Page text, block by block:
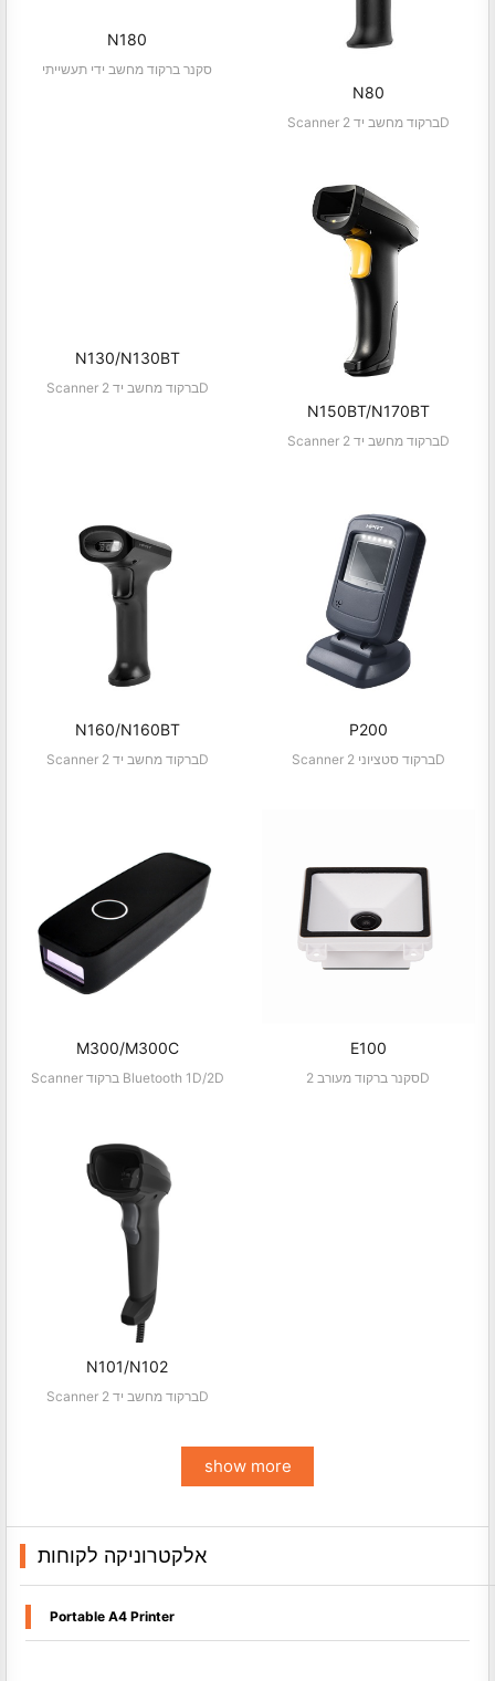
N180
סקנר ברקוד מחשב ידי תעשייתי
N80
Scanner ברקוד מחשב יד 2D
N130/N130BT
Scanner ברקוד מחשב יד 2D
N150BT/N170BT
Scanner ברקוד מחשב יד 2D
N160/N160BT
Scanner ברקוד מחשב יד 2D
P200
Scanner ברקוד סטציוני 2D
M300/M300C
Scanner ברקוד Bluetooth 1D/2D
E100
סקנר ברקוד מעורב 2D
N101/N102
Scanner ברקוד מחשב יד 2D
show more
אלקטרוניקה לקוחות
Portable A4 Printer